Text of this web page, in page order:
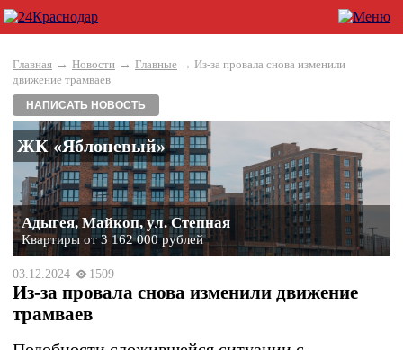
Главная → Новости → Главные → Из-за провала снова изменили
движение трамваев
НАПИСАТЬ НОВОСТЬ
ЖК «Яблоневый»
Адыгея, Майкоп, ул. Степная
Квартиры от 3 162 000 рублей
03.12.2024 1509
Из-за провала снова изменили движение
трамваев